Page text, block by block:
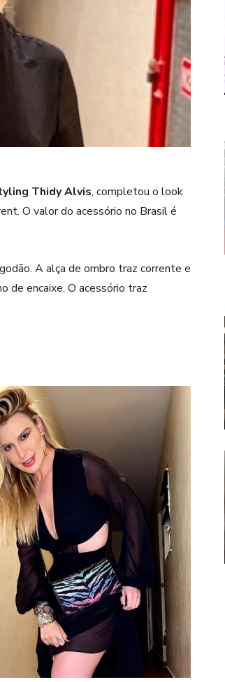
Thidy Alvis, completou o look
O valor do acessório no Brasil é
A alça de ombro traz corrente e
de encaixe. O acessório traz